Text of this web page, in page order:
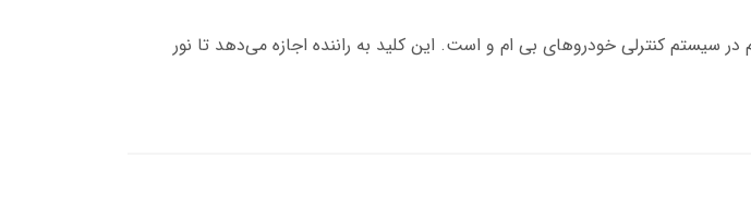
سیستم کنترلی خودروهای بی ام و است. این کلید به راننده اجازه می‌دهد تا نور